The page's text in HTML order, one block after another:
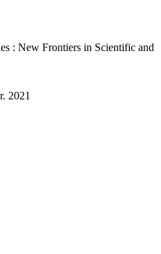
: New Frontiers in Scientific and
2021